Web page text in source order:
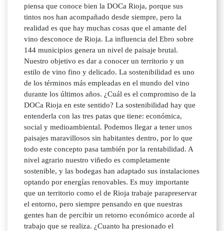
piensa que conoce bien la DOCa Rioja, porque sus
tintos nos han acompañado desde siempre, pero la
realidad es que hay muchas cosas que el amante del
vino desconoce de Rioja. La influencia del Ebro sobre
144 municipios genera un nivel de paisaje brutal.
Nuestro objetivo es dar a conocer un territorio y un
estilo de vino fino y delicado. La sostenibilidad es uno
de los términos más empleadas en el mundo del vino
durante los últimos años. ¿Cuál es el compromiso de la
DOCa Rioja en este sentido? La sostenibilidad hay que
entenderla con las tres patas que tiene: económica,
social y medioambiental. Podemos llegar a tener unos
paisajes maravillosos sin habitantes dentro, por lo que
todo este concepto pasa también por la rentabilidad. A
nivel agrario nuestro viñedo es completamente
sostenible, y las bodegas han adaptado sus instalaciones
optando por energías renovables. Es muy importante
que un territorio como el de Rioja trabaje parapreservar
el entorno, pero siempre pensando en que nuestras
gentes han de percibir un retorno económico acorde al
trabajo que se realiza. ¿Cuanto ha presionado el